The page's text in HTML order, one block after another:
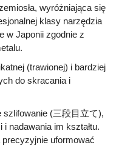
wyróżniająca się
klasy narzędzia
w Japonii zgodnie z
(trawionej) i bardziej
do skracania i
(三段目立て),
nadawania im kształtu.
precyzyjnie uformować